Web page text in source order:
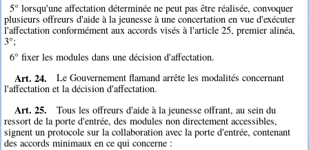
5° lorsqu'une affectation déterminée ne peut pas être réalisée, convoquer
plusieurs offreurs d'aide à la jeunesse à une concertation en vue d'exécuter
l'affectation conformément aux accords visés à l'article 25, premier alinéa,
3°;
6° fixer les modules dans une décision d'affectation.
Art. 24.
Le Gouvernement flamand arrête les modalités concernant
l'affectation et la décision d'affectation.
Art. 25.
Tous les offreurs d'aide à la jeunesse offrant, au sein du
ressort de la porte d'entrée, des modules non directement accessibles,
signent un protocole sur la collaboration avec la porte d'entrée, contenant
des accords minimaux en ce qui concerne :